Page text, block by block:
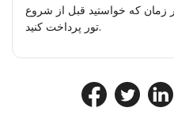
زمان که خواستید قبل از شروع
تور پرداخت کنید.